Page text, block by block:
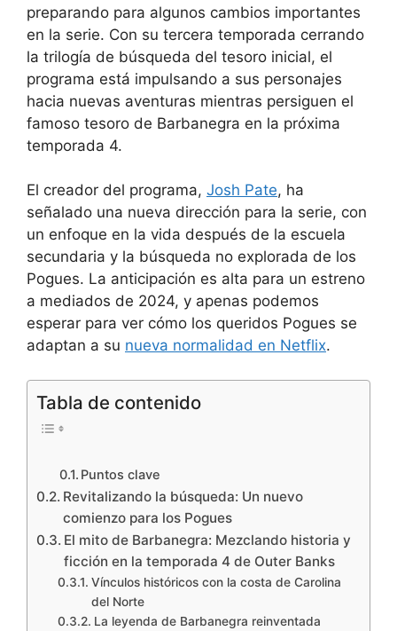
preparando para algunos cambios importantes
en la serie. Con su tercera temporada cerrando
la trilogía de búsqueda del tesoro inicial, el
programa está impulsando a sus personajes
hacia nuevas aventuras mientras persiguen el
famoso tesoro de Barbanegra en la próxima
temporada 4.
El creador del programa, Josh Pate, ha
señalado una nueva dirección para la serie, con
un enfoque en la vida después de la escuela
secundaria y la búsqueda no explorada de los
Pogues. La anticipación es alta para un estreno
a mediados de 2024, y apenas podemos
esperar para ver cómo los queridos Pogues se
adaptan a su nueva normalidad en Netflix.
Tabla de contenido
Puntos clave
Revitalizando la búsqueda: Un nuevo
comienzo para los Pogues
El mito de Barbanegra: Mezclando historia y
ficción en la temporada 4 de Outer Banks
Vínculos históricos con la costa de Carolina
del Norte
La leyenda de Barbanegra reinventada